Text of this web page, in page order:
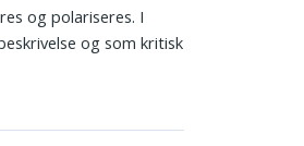
og polariseres. I
og som kritisk